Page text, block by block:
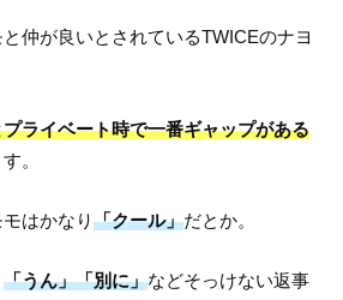
仲が良いとされているTWICEのナヨ
ライベート時で一番ギャップがある
。
はかなり「クール」だとか。
「うん」「別に」などそっけない返事